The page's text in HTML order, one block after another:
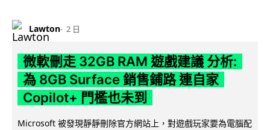
Lawton 2 日
微軟刪走 32GB RAM 遊戲建議 分析:
為 8GB Surface 銷售鋪路 連自家
Copilot+ 門檻也未到
Microsoft 被發現靜靜刪除官方網站上，對遊戲玩家要為電腦配